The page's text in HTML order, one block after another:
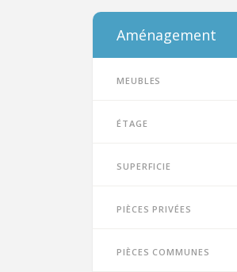
Aménagement
Meubles
Étage
Superficie
Pièces privées
Pièces communes